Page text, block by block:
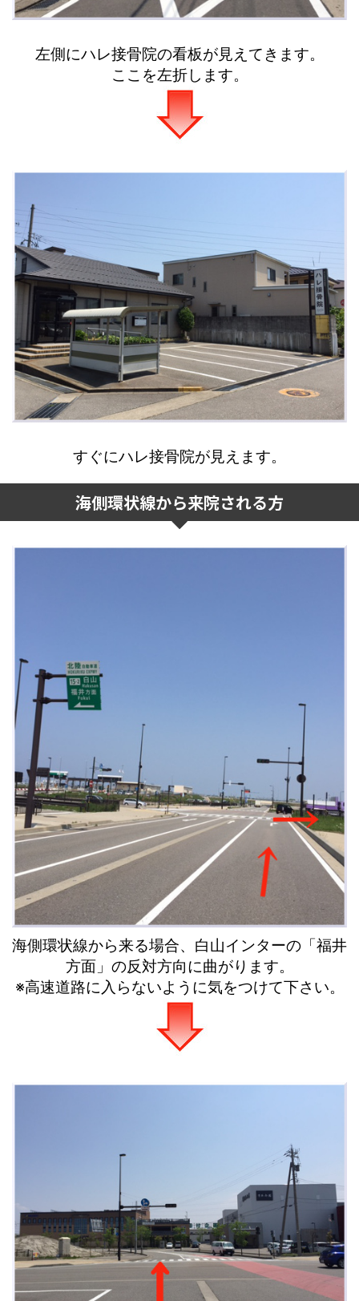
左側にハレ接骨院の看板が見えてきます。
ここを左折します。
すぐにハレ接骨院が見えます。
海側環状線から来院される方
海側環状線から来る場合、白山インターの「福井
方面」の反対方向に曲がります。
※高速道路に入らないように気をつけて下さい。